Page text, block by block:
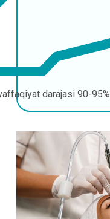
darajasi 90-95%